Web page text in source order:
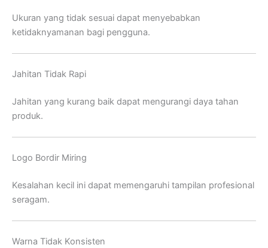
Ukuran yang tidak sesuai dapat menyebabkan
ketidaknyamanan bagi pengguna.
Jahitan Tidak Rapi
Jahitan yang kurang baik dapat mengurangi daya tahan
produk.
Logo Bordir Miring
Kesalahan kecil ini dapat memengaruhi tampilan profesional
seragam.
Warna Tidak Konsisten